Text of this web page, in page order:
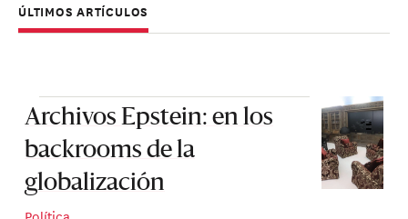
ÚLTIMOS ARTÍCULOS
Archivos Epstein: en los
backrooms de la
globalización